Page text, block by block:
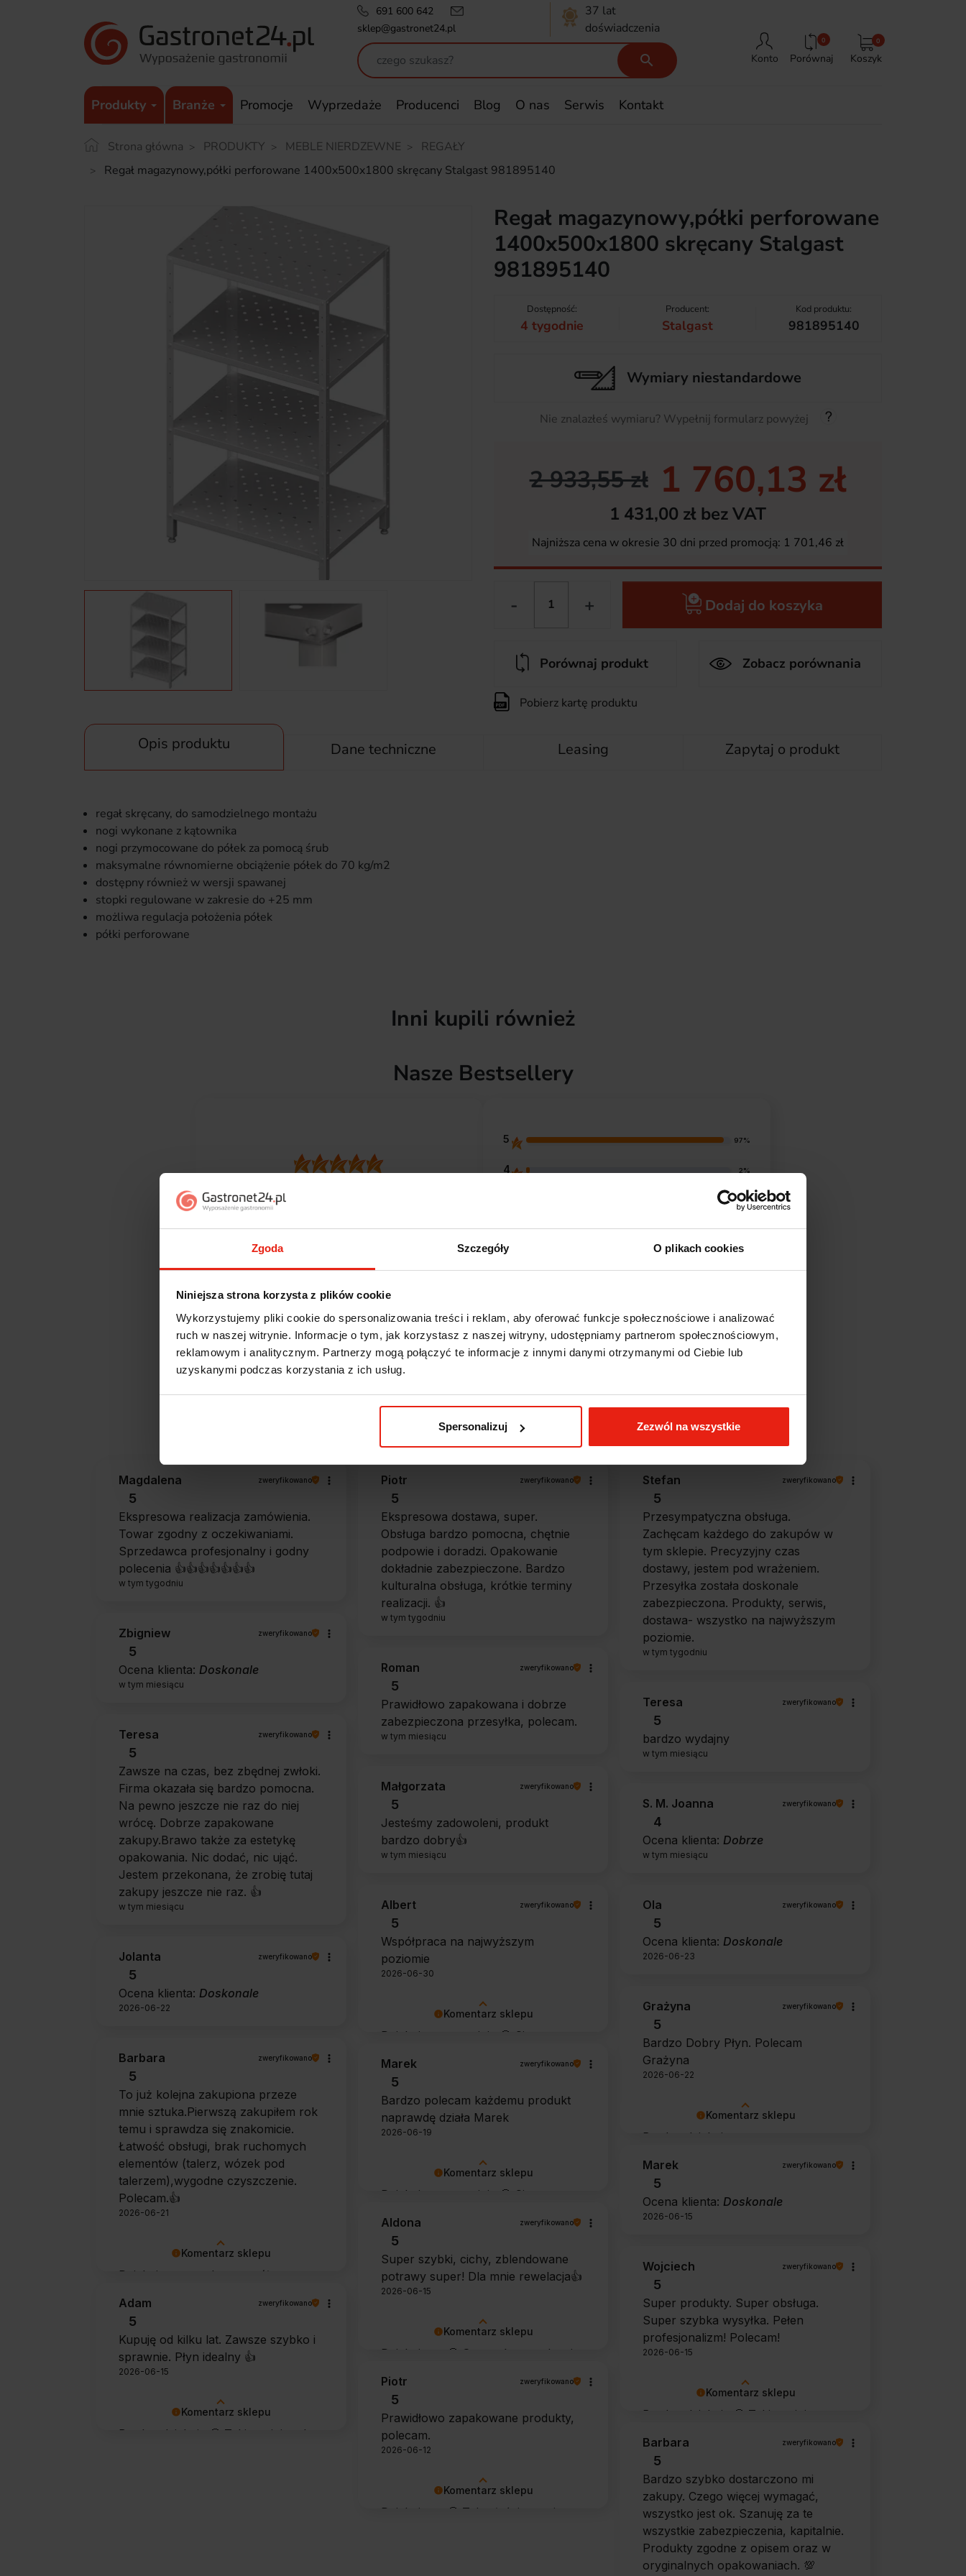
Zgoda Szczegóły O plikach cookies
Niniejsza strona korzysta z plików cookie
Wykorzystujemy pliki cookie do spersonalizowania treści i reklam, aby oferować funkcje społecznościowe i analizować
ruch w naszej witrynie. Informacje o tym, jak korzystasz z naszej witryny, udostępniamy partnerom społecznościowym,
reklamowym i analitycznym. Partnerzy mogą połączyć te informacje z innymi danymi otrzymanymi od Ciebie lub
uzyskanymi podczas korzystania z ich usług.
Spersonalizuj Zezwól na wszystkie
691 600 642
sklep@gastronet24.pl
37 lat
doświadczenia
 Konto
0
Porównaj Koszyk
0
Produkty Branże Promocje Wyprzedaże Producenci Blog O nas Serwis Kontakt
Strona główna PRODUKTY MEBLE NIERDZEWNE
REGAŁY
Regał magazynowy,półki perforowane 1400x500x1800 skręcany Stalgast 981895140
Regał magazynowy,półki perforowane
1400x500x1800 skręcany Stalgast
981895140
Dostępność:
4 tygodnie
Producent:
Stalgast
Kod produktu:
981895140
Wymiary niestandardowe
Nie znalazłeś wymiaru? Wypełnij formularz powyżej
2 933,55 zł 1 760,13 zł
1 431,00 zł bez VAT
Najniższa cena w okresie 30 dni przed promocją: 1 701,46 zł
- + Dodaj do koszyka
Porównaj produkt Zobacz porównania
Pobierz kartę produktu
Opis produktu Dane techniczne Leasing Zapytaj o produkt
regał skręcany, do samodzielnego montażu
nogi wykonane z kątownika
nogi przymocowane do półek za pomocą śrub
maksymalne równomierne obciążenie półek do 70 kg/m2
dostępny również w wersji spawanej
stopki regulowane w zakresie do +25 mm
możliwa regulacja położenia półek
półki perforowane
Inni kupili również
Nasze Bestsellery
370opinii klientów
5 97%
4 2%
1%
2 0%
Opinie klientów
filtry
Magdalena zweryfikowano
5
Ekspresowa realizacja zamówienia.
Towar zgodny z oczekiwaniami.
Sprzedawca profesjonalny i godny
polecenia 👍️👍️👍️👍️👍️👍️👍️
w tym tygodniu
Piotr zweryfikowano
5
Ekspresowa dostawa, super.
Obsługa bardzo pomocna, chętnie
podpowie i doradzi. Opakowanie
dokładnie zabezpieczone. Bardzo
kulturalna obsługa, krótkie terminy
realizacji. 👍️
w tym tygodniu
Stefan zweryfikowano
5
Przesympatyczna obsługa.
Zachęcam każdego do zakupów w
tym sklepie. Precyzyjny czas
dostawy, jestem pod wrażeniem.
Przesyłka została doskonale
zabezpieczona. Produkty, serwis,
dostawa- wszystko na najwyższym
poziomie.
w tym tygodniu
Zbigniew zweryfikowano
5
Ocena klienta: Doskonale
w tym miesiącu
Roman zweryfikowano
5
Prawidłowo zapakowana i dobrze
zabezpieczona przesyłka, polecam.
w tym miesiącu
Teresa zweryfikowano
5
bardzo wydajny
w tym miesiącu
Teresa zweryfikowano
5
Zawsze na czas, bez zbędnej zwłoki.
Firma okazała się bardzo pomocna.
Na pewno jeszcze nie raz do niej
wrócę. Dobrze zapakowane
zakupy.Brawo także za estetykę
opakowania. Nic dodać, nic ująć.
Jestem przekonana, że zrobię tutaj
zakupy jeszcze nie raz. 👍️
w tym miesiącu
Małgorzata zweryfikowano
5
Jesteśmy zadowoleni, produkt
bardzo dobry👍️
w tym miesiącu
S. M. Joanna zweryfikowano
4
Ocena klienta: Dobrze
w tym miesiącu
Komentarz sklepu
Dziękujemy za opinię 🙂 Cieszymy
zakup spełniły Pana oczekiwania.
Dziękujemy za zaufanie.
Albert zweryfikowano
5
Współpraca na najwyższym
poziomie
2026-06-30
Ola zweryfikowano
5
Ocena klienta: Doskonale
2026-06-23
Jolanta zweryfikowano
5
Ocena klienta: Doskonale
2026-06-22
Komentarz sklepu
Bardzo dziękujemy za pozytywną
zapewniał doskonałe efekty przy
każdym użyciu.
Grażyna zweryfikowano
5
Bardzo Dobry Płyn. Polecam
Grażyna
2026-06-22
Komentarz sklepu
Dziękujemy za tak szczegółową
Pani wygodę obsługi i łatwość
utrzymania urządzenia w czystości.
To dla nas bardzo cenna informacja.
Barbara zweryfikowano
5
To już kolejna zakupiona przeze
mnie sztuka.Pierwszą zakupiłem rok
temu i sprawdza się znakomicie.
Łatwość obsługi, brak ruchomych
elementów (talerz, wózek pod
talerzem),wygodne czyszczenie.
Polecam.👍️
2026-06-21
Komentarz sklepu
Dziękujemy za opinię 🙂 Cieszymy
potwierdził swoją skuteczność.
Marek zweryfikowano
5
Bardzo polecam każdemu produkt
naprawdę działa Marek
2026-06-19
Marek zweryfikowano
5
Ocena klienta: Doskonale
2026-06-15
Komentarz sklepu
Dziękujemy 🙂 Super, że urządzenie
użytkowaniu. Życzymy wielu
udanych kulinarnych inspiracji!
Aldona zweryfikowano
5
Super szybki, cichy, zblendowane
potrawy super! Dla mnie rewelacja👍️
2026-06-15
Komentarz sklepu
Bardzo dziękuję 🙂 Takie opinie
Wojciech zweryfikowano
5
Super produkty. Super obsługa.
Super szybka wysyłka. Pełen
profesjonalizm! Polecam!
2026-06-15
Komentarz sklepu
Bardzo dziękuję 🙂 Takie opinie od
Adam zweryfikowano
5
Kupuję od kilku lat. Zawsze szybko i
sprawnie. Płyn idealny 👍️
2026-06-15
Komentarz sklepu
Dziękujemy 🙂 Tak właśnie powinno
Piotr zweryfikowano
5
Prawidłowo zapakowane produkty,
polecam.
2026-06-12
Barbara zweryfikowano
5
Bardzo szybko dostarczono mi
zakupy. Czego więcej wymagać,
wszystko jest ok. Szanuję za te
wszystkie zabezpieczenia, kapitalnie.
Produkty zgodne z opisem oraz w
oryginalnych opakowaniach. 💯